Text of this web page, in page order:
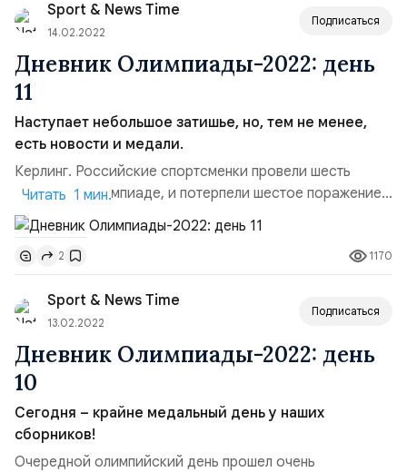
Золото упущено, но, тем не менее, без медали не
остались - у ...
Sport & News Time
14.02.2022
Подписаться
Дневник Олимпиады-2022: день
11
Наступает небольшое затишье, но, тем не менее,
есть новости и медали.
Керлинг. Российские спортсменки провели шесть
матчей на Олимпиаде, и потерпели шестое поражение.
На этот раз они играли против сборной Дании, и
проиграли со счетом 10:5. Фигурное катание. В танцах
на льду российская пара Виктория Синицина/Никита
Кацалапов завоевали серебро. Первое место
осталось за французами Габриэлой Пападакис и
Гийомом Сизероном, тре...
Читать 1 мин.
2 1170
Sport & News Time
13.02.2022
Подписаться
Дневник Олимпиады-2022: день
10
Сегодня – крайне медальный день у наших
сборников!
Очередной олимпийский день прошел очень